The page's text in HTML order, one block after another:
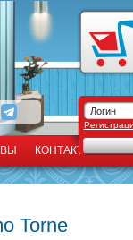
КОНТАКТЫ
Torne